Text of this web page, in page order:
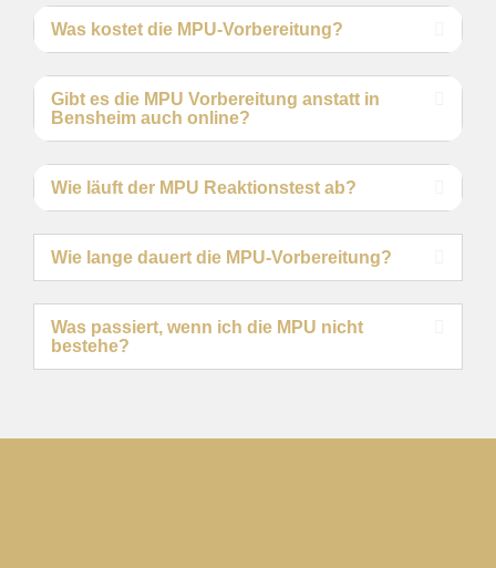
Was kostet die MPU-Vorbereitung?
Gibt es die MPU Vorbereitung anstatt in
Bensheim auch online?
Wie läuft der MPU Reaktionstest ab?
Wie lange dauert die MPU-Vorbereitung?
Was passiert, wenn ich die MPU nicht
bestehe?